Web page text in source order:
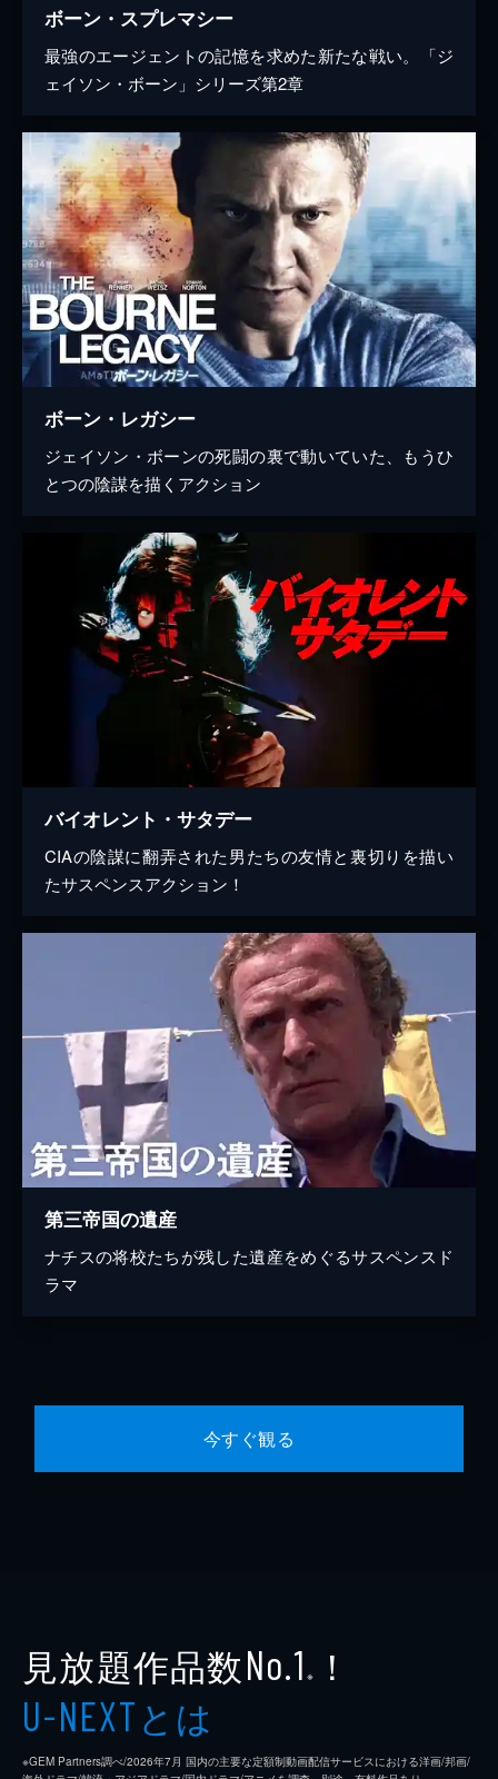
ボーン・スプレマシー
最強のエージェントの記憶を求めた新たな戦い。「ジ
ェイソン・ボーン」シリーズ第2章
ボーン・レガシー
ジェイソン・ボーンの死闘の裏で動いていた、もうひ
とつの陰謀を描くアクション
バイオレント・サタデー
CIAの陰謀に翻弄された男たちの友情と裏切りを描い
たサスペンスアクション！
第三帝国の遺産
ナチスの将校たちが残した遺産をめぐるサスペンスド
ラマ
今すぐ観る
見放題作品数No.1 ※ ！
U-NEXTとは
※GEM Partners調べ/2026年7⽉ 国内の主要な定額制動画配信サービスにおける洋画/邦画/